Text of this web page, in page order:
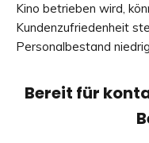
Kino betrieben wird,
Kundenzufriedenheit
Personalbestand
Bereit für